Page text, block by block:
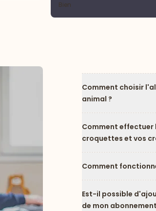
Bien
Comment choisir
animal ?
Comment effectuer
croquettes et vos
Comment
Est-il possible
de mon